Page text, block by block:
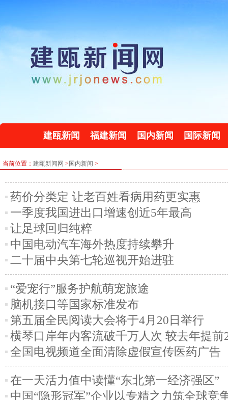
建瓯新闻 福建新闻 国内新闻 国际新闻
当前位置： 建瓯新闻网 > 国内新闻 >
药价分类定 让老百姓看病用药更实惠
一季度我国进出口增速创近5年最高
让足球回归纯粹
中国电动汽车海外热度持续攀升
二十届中央第七轮巡视开始进驻
“爱宠行”服务护航萌宠旅途
脑机接口等国家标准发布
第五届全民阅读大会将于4月20日举行
横琴口岸年内客流破千万人次 较去年提前
全国电视频道全面清除虚假宣传医药广告
在一天活力值中读懂“东北第一经济强区”
中国“隐形冠军”企业以专精之力筑全球竞